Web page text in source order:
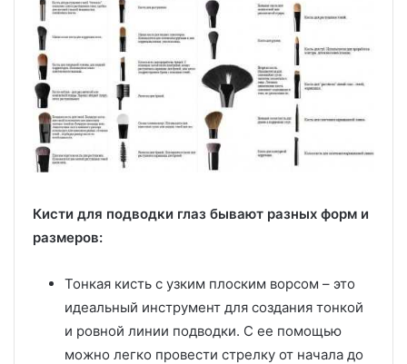
Кисти для подводки глаз бывают разных форм и
размеров:
Тонкая кисть с узким плоским ворсом – это
идеальный инструмент для создания тонкой
и ровной линии подводки. С ее помощью
можно легко провести стрелку от начала до